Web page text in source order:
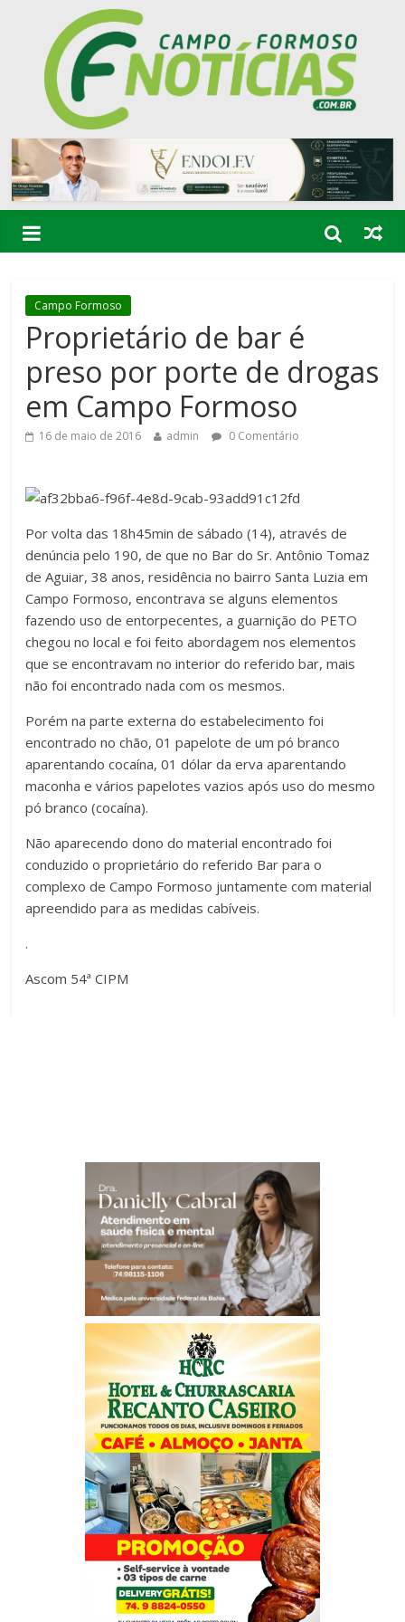
Campo Formoso
Proprietário de bar é
preso por porte de drogas
em Campo Formoso
16 de maio de 2016 admin 0 Comentário
Por volta das 18h45min de sábado (14), através de
denúncia pelo 190, de que no Bar do Sr. Antônio Tomaz
de Aguiar, 38 anos, residência no bairro Santa Luzia em
Campo Formoso, encontrava se alguns elementos
fazendo uso de entorpecentes, a guarnição do PETO
chegou no local e foi feito abordagem nos elementos
que se encontravam no interior do referido bar, mais
não foi encontrado nada com os mesmos.
Porém na parte externa do estabelecimento foi
encontrado no chão, 01 papelote de um pó branco
aparentando cocaína, 01 dólar da erva aparentando
maconha e vários papelotes vazios após uso do mesmo
pó branco (cocaína).
Não aparecendo dono do material encontrado foi
conduzido o proprietário do referido Bar para o
complexo de Campo Formoso juntamente com material
apreendido para as medidas cabíveis.
.
Ascom 54ª CIPM